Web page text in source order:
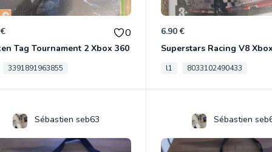
0
Tag Tournament 2 Xbox 360
3391891963855
6.90 €
Superstars Racing V8
l1 8033102490433
Sébastien seb63 Sébastien